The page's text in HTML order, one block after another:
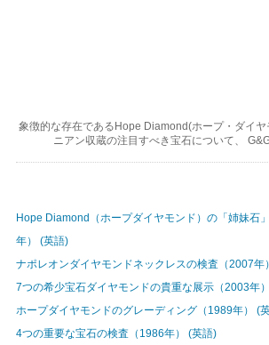
象徴的な存在であるHope Diamond(ホープ・ダイヤ
ニアン収蔵の注目すべき宝石について、
Hope Diamond（ホープダイヤモンド）の「姉妹石
年） (英語)
ナポレオンダイヤモンドネックレスの検査（2007年
7つの希少宝石ダイヤモンドの貴重な展示（2003年
ホープダイヤモンドのグレーディング（1989年） (
4つの重要な宝石の検査（1986年） (英語)